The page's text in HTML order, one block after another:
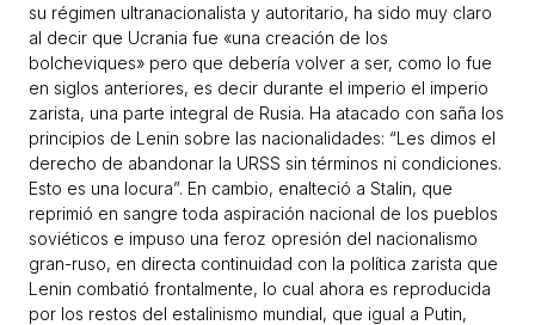
su régimen ultranacionalista y autoritario, ha sido muy claro
al decir que Ucrania fue «una creación de los
bolcheviques» pero que debería volver a ser, como lo fue
en siglos anteriores, es decir durante el imperio el imperio
zarista, una parte integral de Rusia. Ha atacado con saña los
principios de Lenin sobre las nacionalidades: “Les dimos el
derecho de abandonar la URSS sin términos ni condiciones.
Esto es una locura”. En cambio, enalteció a Stalin, que
reprimió en sangre toda aspiración nacional de los pueblos
soviéticos e impuso una feroz opresión del nacionalismo
gran-ruso, en directa continuidad con la política zarista que
Lenin combatió frontalmente, lo cual ahora es reproducida
por los restos del estalinismo mundial, que igual a Putin,